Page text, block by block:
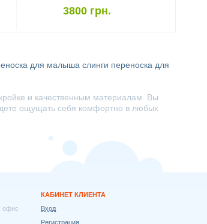
Black-Sand
3800 грн.
для малыша слинги переноска для
и качественным материалам. Вы
ощущать себя комфортно в любых
офис
КАБИНЕТ КЛИЕНТА
Вход
Регистрация